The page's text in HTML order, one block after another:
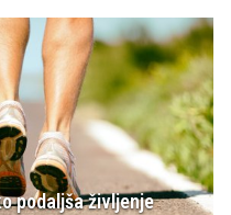
podaljša življenje